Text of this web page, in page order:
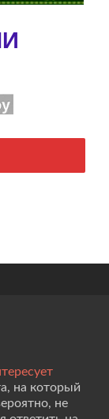
на который
не